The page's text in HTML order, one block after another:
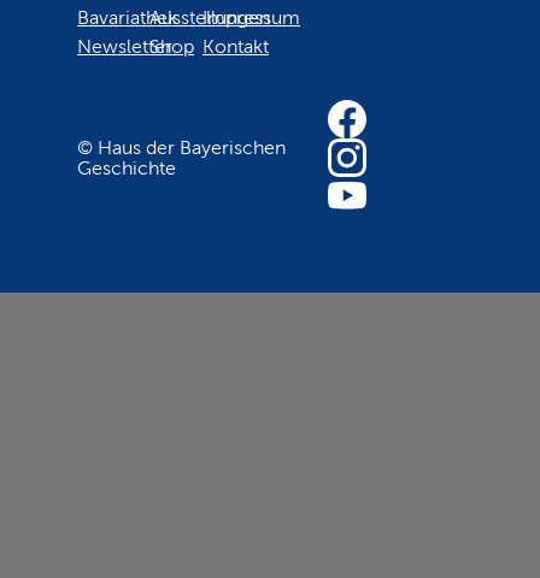
Bavariathek
Newsletter
Ausstellungen
Shop
Impressum
Kontakt
© Haus der Bayerischen
Geschichte